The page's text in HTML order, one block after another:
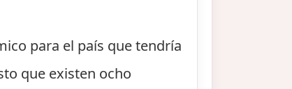
para el país que tendría
que existen ocho